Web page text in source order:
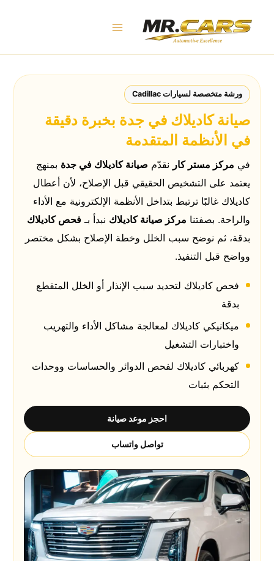
المحتوى
ورشة متخصصة لسيارات Cadillac
صيانة كاديلاك في جدة بخبرة دقيقة
في الأنظمة المتقدمة
في مركز مستر كار نقدّم صيانة كاديلاك في جدة بمنهج
يعتمد على التشخيص الحقيقي قبل الإصلاح، لأن أعطال
كاديلاك غالبًا ترتبط بتداخل الأنظمة الإلكترونية مع الأداء
والراحة. بصفتنا مركز صيانة كاديلاك نبدأ بـ فحص كاديلاك
بدقة، ثم نوضح سبب الخلل وخطة الإصلاح بشكل مختصر
وواضح قبل التنفيذ.
فحص كاديلاك لتحديد سبب الإنذار أو الخلل المتقطع
بدقة
ميكانيكي كاديلاك لمعالجة مشاكل الأداء والتهريب
واختبارات التشغيل
كهربائي كاديلاك لفحص الدوائر والحساسات ووحدات
التحكم بثبات
احجز موعد صيانة
تواصل واتساب